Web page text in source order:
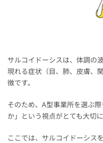
サルコイドーシスは、体調の
現れる症状（目、肺、皮膚、
徴です。
そのため、A型事業所を選ぶ
か」という視点がとても大切に
ここでは、サルコイドーシス